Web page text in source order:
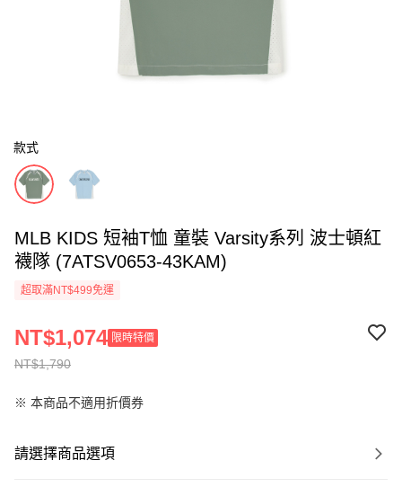
款式
MLB KIDS 短袖T恤 童裝 Varsity系列 波士頓紅
襪隊 (7ATSV0653-43KAM)
超取滿NT$499免運
NT$1,790
NT$1,074 限時特價
※ 本商品不適用折價券
請選擇商品選項